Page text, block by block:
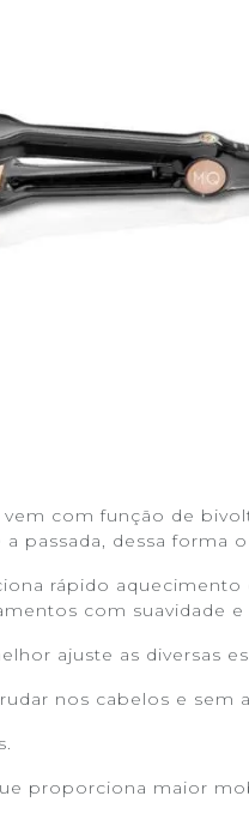
com função de
passada, dessa forma
rápido
com suavidade
ajuste as diversas
nos cabelos e sem
proporciona maior